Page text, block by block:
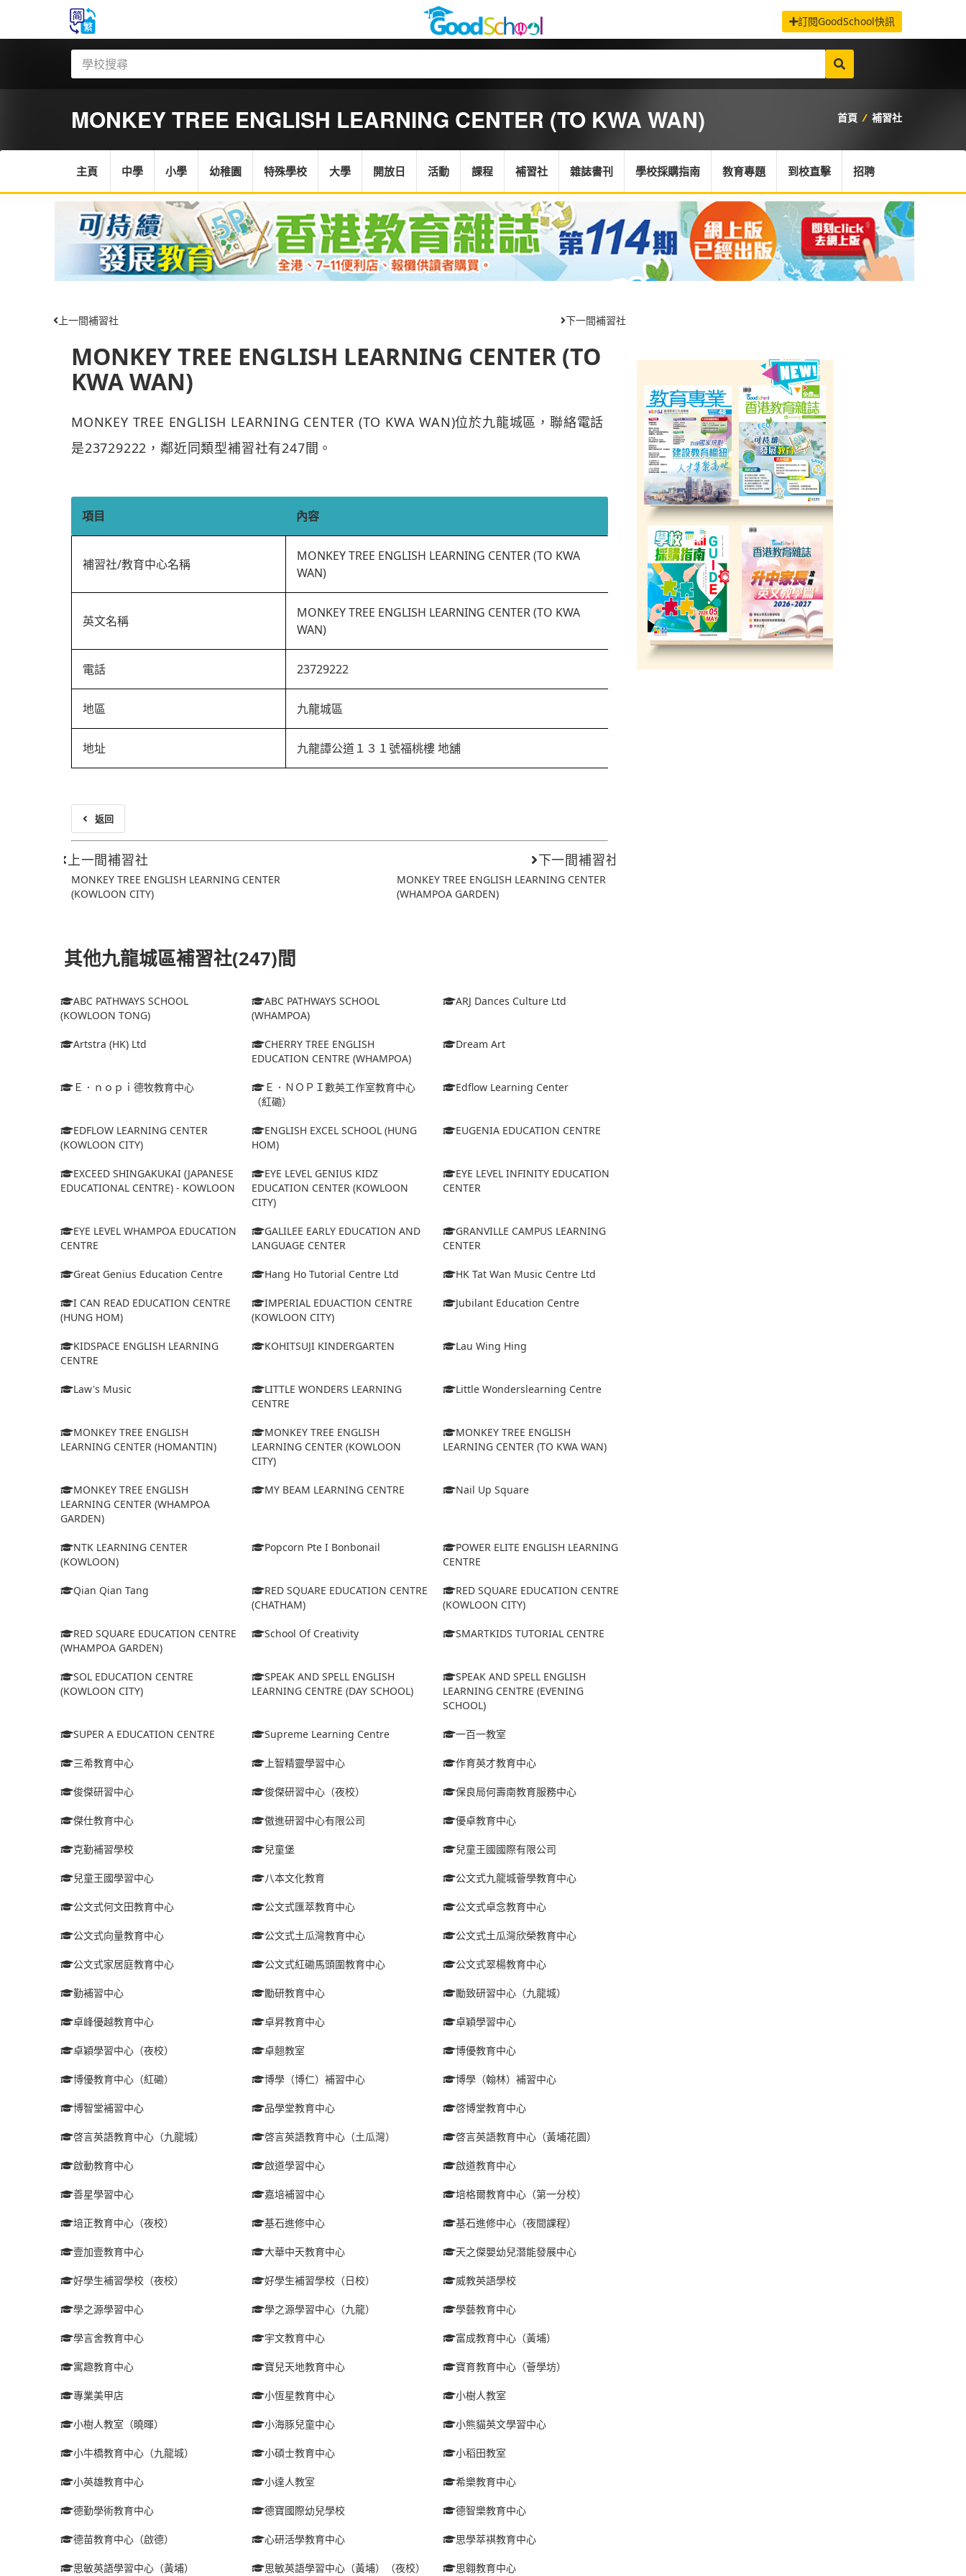
訂閱GoodSchool快訊
MONKEY TREE ENGLISH LEARNING CENTER (TO KWA WAN) 首頁 / 補習社
主頁 中學 小學 幼稚園 特殊學校 大學 開放日 活動 課程 補習社 雜誌書刊 學校採購指南 教育專題 到校直擊 招聘
上一間補習社 下一間補習社
MONKEY TREE ENGLISH LEARNING CENTER (TO
KWA WAN)
MONKEY TREE ENGLISH LEARNING CENTER (TO KWA WAN)位於九龍城區，聯絡電話
是23729222，鄰近同類型補習社有247間。
項目 內容
補習社/教育中心名稱
MONKEY TREE ENGLISH LEARNING CENTER (TO KWA
WAN)
英文名稱
MONKEY TREE ENGLISH LEARNING CENTER (TO KWA
WAN)
電話 23729222
地區 九龍城區
地址 九龍譚公道１３１號福桃樓 地舖
返回
上一間補習社
MONKEY TREE ENGLISH LEARNING CENTER
(KOWLOON CITY)
下一間補習社
MONKEY TREE ENGLISH LEARNING CENTER
(WHAMPOA GARDEN)
其他九龍城區補習社(247)間
ABC PATHWAYS SCHOOL
(KOWLOON TONG)
ABC PATHWAYS SCHOOL
(WHAMPOA)
ARJ Dances Culture Ltd
Artstra (HK) Ltd
CHERRY TREE ENGLISH
EDUCATION CENTRE (WHAMPOA)
Dream Art
Ｅ．ｎｏｐｉ德牧教育中心
Ｅ．ＮＯＰＩ數英工作室教育中心
（紅磡）
Edflow Learning Center
EDFLOW LEARNING CENTER
(KOWLOON CITY)
ENGLISH EXCEL SCHOOL (HUNG
HOM)
EUGENIA EDUCATION CENTRE
EXCEED SHINGAKUKAI (JAPANESE
EDUCATIONAL CENTRE) - KOWLOON
EYE LEVEL GENIUS KIDZ
EDUCATION CENTER (KOWLOON
CITY)
EYE LEVEL INFINITY EDUCATION
CENTER
EYE LEVEL WHAMPOA EDUCATION
CENTRE
GALILEE EARLY EDUCATION AND
LANGUAGE CENTER
GRANVILLE CAMPUS LEARNING
CENTER
Great Genius Education Centre Hang Ho Tutorial Centre Ltd HK Tat Wan Music Centre Ltd
I CAN READ EDUCATION CENTRE
(HUNG HOM)
IMPERIAL EDUACTION CENTRE
(KOWLOON CITY)
Jubilant Education Centre
KIDSPACE ENGLISH LEARNING
CENTRE
KOHITSUJI KINDERGARTEN Lau Wing Hing
Law's Music
LITTLE WONDERS LEARNING
CENTRE
Little Wonderslearning Centre
MONKEY TREE ENGLISH
LEARNING CENTER (HOMANTIN)
MONKEY TREE ENGLISH
LEARNING CENTER (KOWLOON
CITY)
MONKEY TREE ENGLISH
LEARNING CENTER (TO KWA WAN)
MONKEY TREE ENGLISH
LEARNING CENTER (WHAMPOA
GARDEN)
MY BEAM LEARNING CENTRE Nail Up Square
NTK LEARNING CENTER
(KOWLOON)
Popcorn Pte I Bonbonail
POWER ELITE ENGLISH LEARNING
CENTRE
Qian Qian Tang
RED SQUARE EDUCATION CENTRE
(CHATHAM)
RED SQUARE EDUCATION CENTRE
(KOWLOON CITY)
RED SQUARE EDUCATION CENTRE
(WHAMPOA GARDEN)
School Of Creativity SMARTKIDS TUTORIAL CENTRE
SOL EDUCATION CENTRE
(KOWLOON CITY)
SPEAK AND SPELL ENGLISH
LEARNING CENTRE (DAY SCHOOL)
SPEAK AND SPELL ENGLISH
LEARNING CENTRE (EVENING
SCHOOL)
SUPER A EDUCATION CENTRE Supreme Learning Centre 一百一教室
三希教育中心 上智精靈學習中心 作育英才教育中心
俊傑研習中心 俊傑研習中心（夜校） 保良局何壽南教育服務中心
傑仕教育中心 傲進研習中心有限公司 優卓教育中心
克勤補習學校 兒童堡 兒童王國國際有限公司
兒童王國學習中心 八本文化教育 公文式九龍城薈學教育中心
公文式何文田教育中心 公文式匯萃教育中心 公文式卓念教育中心
公文式向量教育中心 公文式土瓜灣教育中心 公文式土瓜灣欣榮教育中心
公文式家居庭教育中心 公文式紅磡馬頭圍教育中心 公文式翠楊教育中心
勤補習中心 勵研教育中心 勵致研習中心（九龍城）
卓峰優越教育中心 卓昇教育中心 卓穎學習中心
卓穎學習中心（夜校） 卓翹教室 博優教育中心
博優教育中心（紅磡） 博學（博仁）補習中心 博學（翰林）補習中心
博智堂補習中心 品學堂教育中心 啓博堂教育中心
啓言英語教育中心（九龍城） 啓言英語教育中心（土瓜灣） 啓言英語教育中心（黃埔花園）
啟動教育中心 啟道學習中心 啟道教育中心
善星學習中心 嘉培補習中心 培格爾教育中心（第一分校）
培正教育中心（夜校） 基石進修中心 基石進修中心（夜間課程）
壹加壹教育中心 大華中天教育中心 天之傑嬰幼兒潛能發展中心
好學生補習學校（夜校） 好學生補習學校（日校） 威教英語學校
學之源學習中心 學之源學習中心（九龍） 學藝教育中心
學言舍教育中心 宇文教育中心 富成教育中心（黃埔）
寓趣教育中心 寶兒天地教育中心 寶育教育中心（薈學坊）
專業美甲店 小恆星教育中心 小樹人教室
小樹人教室（曉暉） 小海豚兒童中心 小熊貓英文學習中心
小牛橋教育中心（九龍城） 小碩士教育中心 小稻田教室
小英雄教育中心 小達人教室 希樂教育中心
德勤學術教育中心 德寶國際幼兒學校 德智樂教育中心
德苗教育中心（啟德） 心研活學教育中心 思學萃褀教育中心
思敏英語學習中心（黃埔） 思敏英語學習中心（黃埔）（夜校） 思翱教育中心